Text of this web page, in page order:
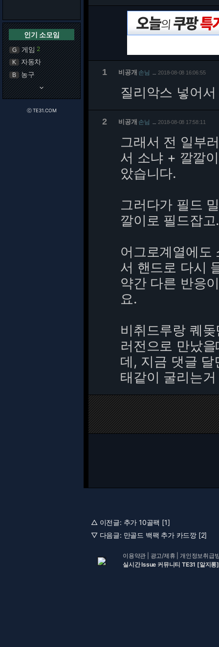
인기 소모임
G 게임 2
K 자동차
B 농구
keyboard_arrow_down
ⓒ TE31.COM
1 비공개 손님 2018-08-08 16:06:55
질리악스 넣어
2 비공개 손님 2018-08-08 17:58:11
그래서 전 일부
서 소냐 + 깔깔
았습니다.
그러다가 필드
깔이로 필드잡
어그로계열에도
서 핸드로 다시
약간 다른 반응
요.
비취드루랑 퀘
러전으로 만났
데, 지금 댓글
태같이 굴리는
△ 이전글: 추가 10골팩 [1]
▽ 다음글: 만골드 백팩 추가 카드깡 [2]
이용약관 광고/제휴 |개인정보취급
실시간 Issue 커뮤니티 TE31 [알지